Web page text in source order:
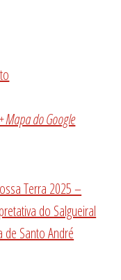
+ Mapa do Google
Terra 2025 –
do Salgueiral
de Santo André